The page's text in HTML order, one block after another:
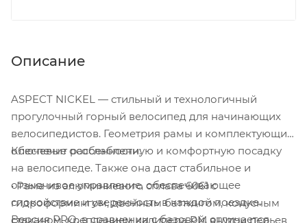
Описание
ASPECT NICKEL — стильный и технологичный
прогулочный горный велосипед для начинающих
велосипедистов. Геометрия рамы и комплектующих
обеспечит расслабленную и комфортную посадку
на велосипеде. Также она даст стабильное и
отзывчивое управление, обеспечивающее
спокойствие и уверенность в каждой поездке.
Версия PRO, в сравнении с базовой, отличается
Ключевые особенности:
• Рама из алюминиевого сплава 6061 с
гидроформингом, двойным баттингом, конусным
стаканом, креплением калипера PM внутри перьев